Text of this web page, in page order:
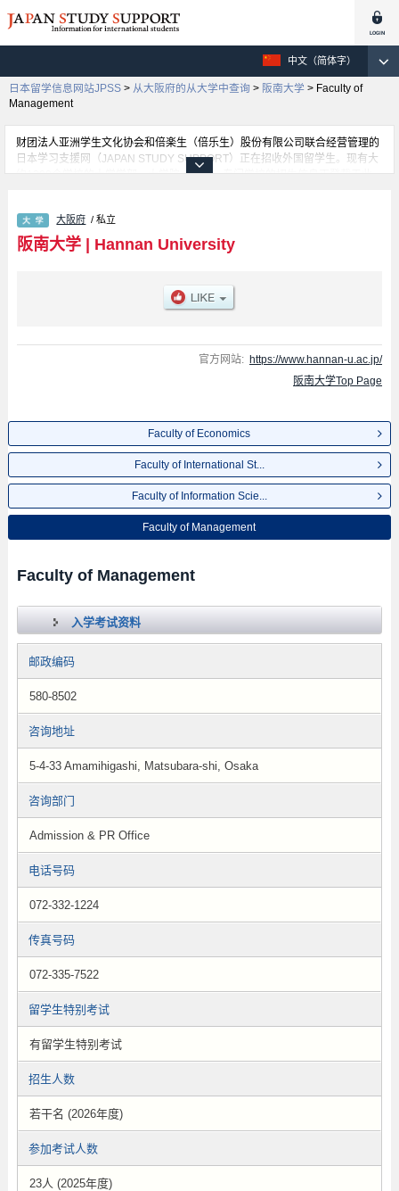
中文（简体字）
日本留学信息网站JPSS > 从大阪府的从大学中查询 > 阪南大学 > Faculty of
Management
财团法人亚洲学生文化协会和倍楽生（倍乐生）股份有限公司联合经营管理的
日本学习支援网（JAPAN STUDY SUPPORT）正在招收外国留学生。现有大
约1300个学校的大学学部、大学院、短大、专门学校的招生信息正登载于此
Faculty of International Studies 学部、Faculty of Information Sciences 学
部、Faculty of Management 学部等各学部的不同信息。招收名额、合格人数
等考试信息，以及设施介绍、联系方式等外国留学生必要的信息都登载于此，
大阪府 / 私立
阪南大学| Hannan University
官方网站: https://www.hannan-u.ac.jp/
阪南大学Top Page
Faculty of Economics
Faculty of International St...
Faculty of Information Scie...
Faculty of Management
Faculty of Management
入学考试资料
邮政编码
580-8502
咨询地址
5-4-33 Amamihigashi, Matsubara-shi, Osaka
咨询部门
Admission & PR Office
电话号码
072-332-1224
传真号码
072-335-7522
留学生特别考试
有留学生特别考试
招生人数
若干名 (2026年度)
参加考试人数
23人 (2025年度)